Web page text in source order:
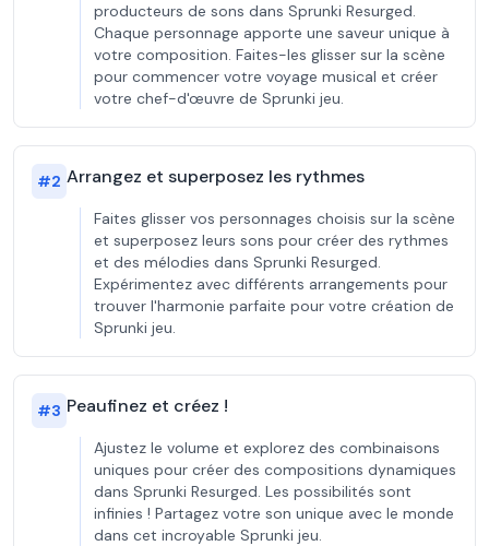
producteurs de sons dans Sprunki Resurged.
Chaque personnage apporte une saveur unique à
votre composition. Faites-les glisser sur la scène
pour commencer votre voyage musical et créer
votre chef-d'œuvre de Sprunki jeu.
#2 Arrangez et superposez les rythmes
Faites glisser vos personnages choisis sur la scène
et superposez leurs sons pour créer des rythmes
et des mélodies dans Sprunki Resurged.
Expérimentez avec différents arrangements pour
trouver l'harmonie parfaite pour votre création de
Sprunki jeu.
#3 Peaufinez et créez !
Ajustez le volume et explorez des combinaisons
uniques pour créer des compositions dynamiques
dans Sprunki Resurged. Les possibilités sont
infinies ! Partagez votre son unique avec le monde
dans cet incroyable Sprunki jeu.